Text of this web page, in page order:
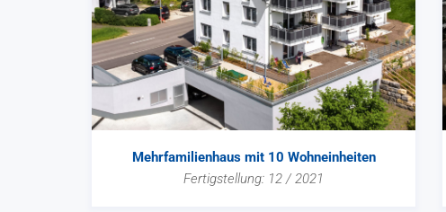
Mehrfamilienhaus mit 10 Wohneinheiten
Fertigstellung: 12 / 2021